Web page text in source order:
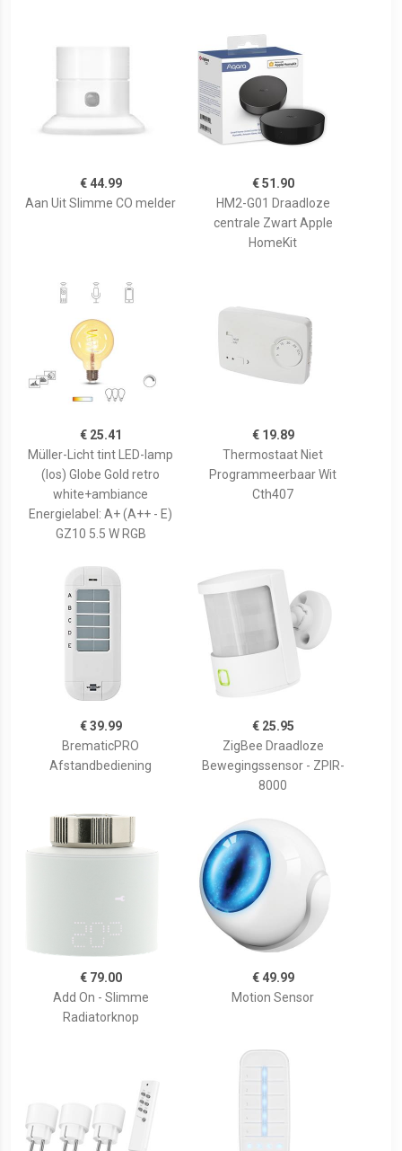
€ 44.99
Aan Uit Slimme CO melder
€ 51.90
HM2-G01 Draadloze
centrale Zwart Apple
HomeKit
€ 25.41
Müller-Licht tint LED-lamp
(los) Globe Gold retro
white+ambiance
Energielabel: A+ (A++ - E)
GZ10 5.5 W RGB
€ 19.89
Thermostaat Niet
Programmeerbaar Wit
Cth407
€ 39.99
BrematicPRO
Afstandbediening
€ 25.95
ZigBee Draadloze
Bewegingssensor - ZPIR-
8000
€ 79.00
Add On - Slimme
Radiatorknop
€ 49.99
Motion Sensor